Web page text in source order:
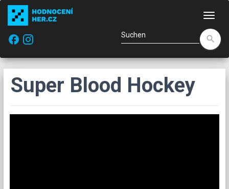
facebook
search
Super Blood Hockey